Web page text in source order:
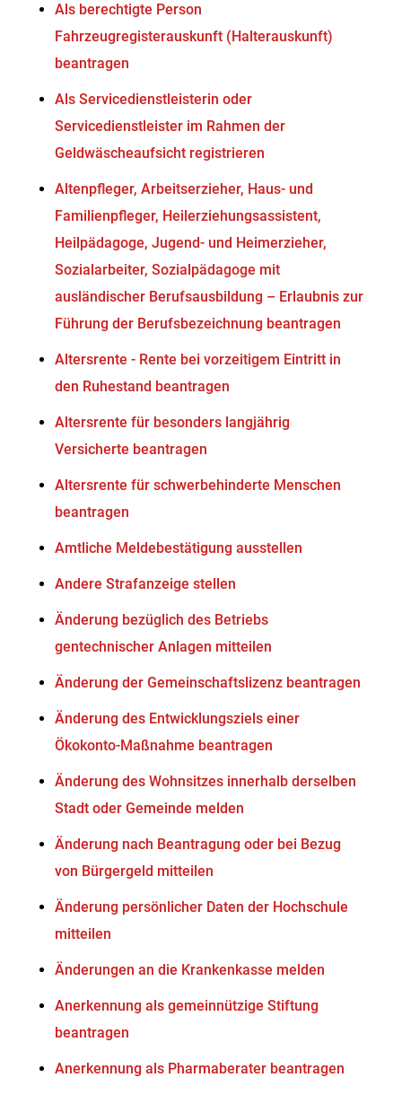
Als berechtigte Person
Fahrzeugregisterauskunft (Halterauskunft)
beantragen
Als Servicedienstleisterin oder
Servicedienstleister im Rahmen der
Geldwäscheaufsicht registrieren
Altenpfleger, Arbeitserzieher, Haus- und
Familienpfleger, Heilerziehungsassistent,
Heilpädagoge, Jugend- und Heimerzieher,
Sozialarbeiter, Sozialpädagoge mit
ausländischer Berufsausbildung – Erlaubnis zur
Führung der Berufsbezeichnung beantragen
Altersrente - Rente bei vorzeitigem Eintritt in
den Ruhestand beantragen
Altersrente für besonders langjährig
Versicherte beantragen
Altersrente für schwerbehinderte Menschen
beantragen
Amtliche Meldebestätigung ausstellen
Andere Strafanzeige stellen
Änderung bezüglich des Betriebs
gentechnischer Anlagen mitteilen
Änderung der Gemeinschaftslizenz beantragen
Änderung des Entwicklungsziels einer
Ökokonto-Maßnahme beantragen
Änderung des Wohnsitzes innerhalb derselben
Stadt oder Gemeinde melden
Änderung nach Beantragung oder bei Bezug
von Bürgergeld mitteilen
Änderung persönlicher Daten der Hochschule
mitteilen
Änderungen an die Krankenkasse melden
Anerkennung als gemeinnützige Stiftung
beantragen
Anerkennung als Pharmaberater beantragen